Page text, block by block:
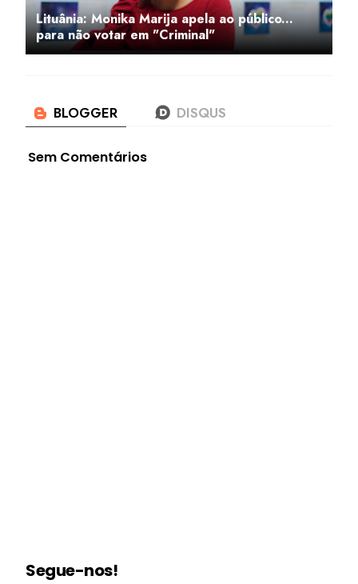
Lituânia: Monika Marija apela ao público...
para não votar em "Criminal"
Sem Comentários
Segue-nos!